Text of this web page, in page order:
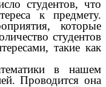
студентов, что
к предмету.
которые
студентов
такие как
в нашем
Проводится она